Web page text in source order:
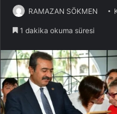
RAMAZAN SÖKMEN
1 dakika okuma süresi